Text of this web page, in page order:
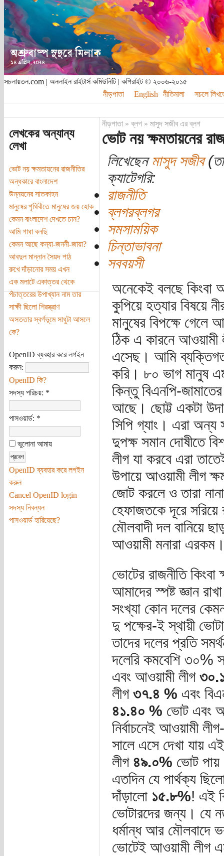
সচলায়তন.com | অনলাইন রাইটার্স কমিউনিটি | কপিরাইট © ২০০৬-২০১৫
নীড়পাতা
English নীতিমালা সচলে
লেখকের অন্যান্য
লেখা
ভোট নয় ক্ষমতায়নের রাজনীতির
অন্ধকারে বাংলাদেশ
উন্নয়নের সাতকাহন
মানুষের পৃথিবীতে মানুষের জয় হোক
কেমন বাংলাদেশ দেখতে চান?
আমি গাধা বলছি
কেমন আছে কন্যা-জননী-জায়া?
আবদুল মান্নান সৈয়দ পাঠ
রুখে দাঁড়ানোর সময় এখন
এক মলাটে একাত্তর থেকে
পঁচাত্তরের উপাখ্যান নাম তার
সাক্ষী ছিলো শিরস্ত্রাণ
অসততার স্বর্গভূমে সাধুটা আসলে
কে?
OpenID ব্যবহার করে লগইন
করুন:
OpenID কি?
সদস্য পরিচয়: *
পাসওয়ার্ড: *
ভুলোনা আমায়
OpenID ব্যবহার করে লগইন
করুন
Cancel OpenID login
সদস্য নিবন্ধন
পাসওয়ার্ড হারিয়েছে?
নীড়পাতা»ব্লগ» মাসুদ সজীব এর ব্লগ
ভোট নয় ক্ষমতায়নের
লিখেছেনমাসুদ সজীব
ক্যাটেগরি:
রাজনীতি
ব্লগরব্লগর
সমসাময়িক
চিন্তাভাবনা
সববয়সী
অনেকেই বলছে কিংবা
কুপিয়ে হত্যার বিষয়ে
মানুষের বিপক্ষে গেলে
ঠিক এ কারনে আওয়ামী
এসেছ। আমি ব্যক্তিগত
করি। ৮০ ভাগ মানুষ
কিন্তু বিএনপি-
আছে। ছোট্ট একটা
সিপি গ্যাং। এরা অন্য
দুপক্ষ সমান দোষীতে
লীগ যা করবে এরা
উপায়ে আওয়ামী লীগ
জোট করলে ও তারা
হেফাজতকে দূরে সরিয়ে
মৌলবাদী দল বানিয়ে
আওয়ামী মনারা
ভোটের রাজনীতি
আমাদের স্পষ্ট জ্ঞান
সংখ্যা কোন দলের
দু পক্ষের-ই স্থায়ী
তাদের দলের প্রতি
দলেরি কমবেশি ৩০%
এবং আওয়ামী লীগ
লীগ ৩৭.৪ % এবং
৪১.৪০ % ভোট এবং
নির্বাচনেই আওয়ামী
সালে এসে দেখা যায়
লীগ ৪৯.০% ভোট পায়
এতদিন যে পার্থক্য
দাঁড়ালো ১৫.৮%! এই
ভোটারদের জন্য। যে
ধর্মান্ধ আর মৌলবাদে
ভোটেই আওয়ামী লীগ